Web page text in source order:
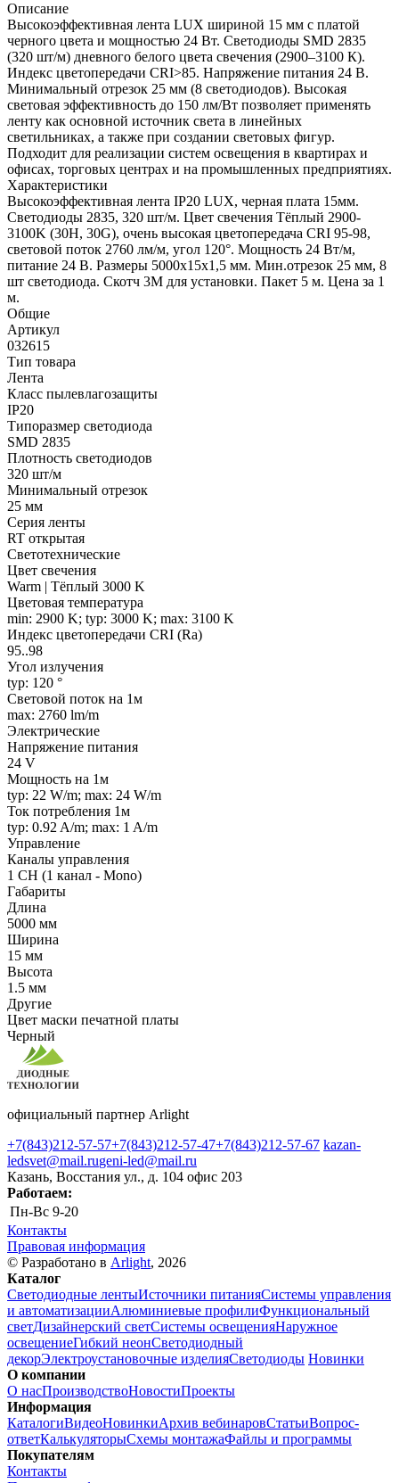
Описание
Высокоэффективная лента LUX шириной 15 мм с платой
черного цвета и мощностью 24 Вт. Светодиоды SMD 2835
(320 шт/м) дневного белого цвета свечения (2900–3100 К).
Индекс цветопередачи CRI>85. Напряжение питания 24 В.
Минимальный отрезок 25 мм (8 светодиодов). Высокая
световая эффективность до 150 лм/Вт позволяет применять
ленту как основной источник света в линейных
светильниках, а также при создании световых фигур.
Подходит для реализации систем освещения в квартирах и
офисах, торговых центрах и на промышленных предприятиях.
Характеристики
Высокоэффективная лента IP20 LUX, черная плата 15мм.
Светодиоды 2835, 320 шт/м. Цвет свечения Тёплый 2900-
3100K (30H, 30G), очень высокая цветопередача CRI 95-98,
световой поток 2760 лм/м, угол 120°. Мощность 24 Вт/м,
питание 24 В. Размеры 5000х15х1,5 мм. Мин.отрезок 25 мм, 8
шт светодиода. Скотч 3М для установки. Пакет 5 м. Цена за 1
м.
Общие
Артикул
032615
Тип товара
Лента
Класс пылевлагозащиты
IP20
Типоразмер светодиода
SMD 2835
Плотность светодиодов
320 шт/м
Минимальный отрезок
25 мм
Серия ленты
RT открытая
Светотехнические
Цвет свечения
Warm | Тёплый 3000 K
Цветовая температура
min: 2900 K; typ: 3000 K; max: 3100 K
Индекс цветопередачи CRI (Ra)
95..98
Угол излучения
typ: 120 °
Световой поток на 1м
max: 2760 lm/m
Электрические
Напряжение питания
24 V
Мощность на 1м
typ: 22 W/m; max: 24 W/m
Ток потребления 1м
typ: 0.92 A/m; max: 1 A/m
Управление
Каналы управления
1 CH (1 канал - Mono)
Габариты
Длина
5000 мм
Ширина
15 мм
Высота
1.5 мм
Другие
Цвет маски печатной платы
Черный
официальный партнер Arlight
+7(843)212-57-57+7(843)212-57-47+7(843)212-57-67 kazan-
ledsvet@mail.rugeni-led@mail.ru
Казань, Восстания ул., д. 104 офис 203
Работаем:
Пн-Вс 9-20
Контакты
Правовая информация
© Разработано в Arlight, 2026
Каталог
Светодиодные лентыИсточники питанияСистемы управления
и автоматизацииАлюминиевые профилиФункциональный
светДизайнерский светСистемы освещенияНаружное
освещениеГибкий неонСветодиодный
декорЭлектроустановочные изделияСветодиоды Новинки
О компании
О насПроизводствоНовостиПроекты
Информация
КаталогиВидеоНовинкиАрхив вебинаровСтатьиВопрос-
ответКалькуляторыСхемы монтажаФайлы и программы
Покупателям
Контакты